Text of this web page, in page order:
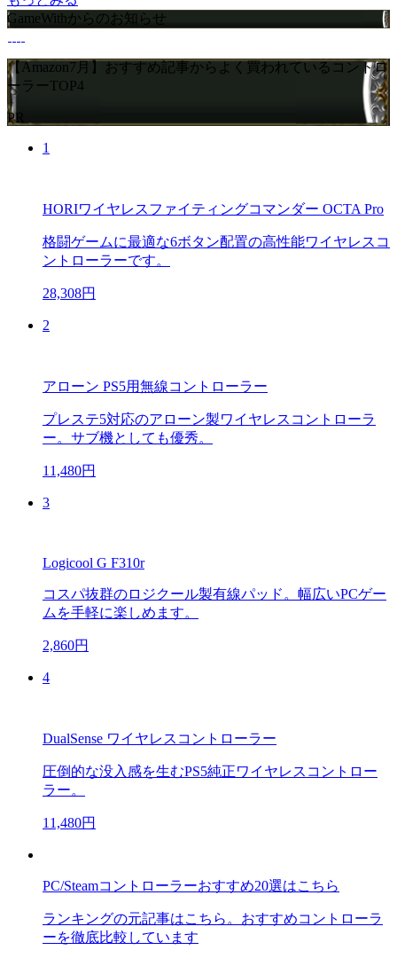
GameWithからのお知らせ
【Amazon7月】おすすめ記事からよく買われているコントロ
ーラーTOP4
PR
1
HORIワイヤレスファイティングコマンダー OCTA Pro
格闘ゲームに最適な6ボタン配置の高性能ワイヤレスコ
ントローラーです。
28,308円
2
アローン PS5用無線コントローラー
プレステ5対応のアローン製ワイヤレスコントローラ
ー。サブ機としても優秀。
11,480円
3
Logicool G F310r
コスパ抜群のロジクール製有線パッド。幅広いPCゲー
ムを手軽に楽しめます。
2,860円
4
DualSense ワイヤレスコントローラー
圧倒的な没入感を生むPS5純正ワイヤレスコントロー
ラー。
11,480円
PC/Steamコントローラーおすすめ20選はこちら
ランキングの元記事はこちら。おすすめコントローラ
ーを徹底比較しています